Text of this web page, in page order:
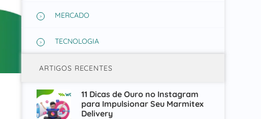
MERCADO
TECNOLOGIA
ARTIGOS RECENTES
11 Dicas de Ouro no Instagram
para Impulsionar Seu Marmitex
Delivery